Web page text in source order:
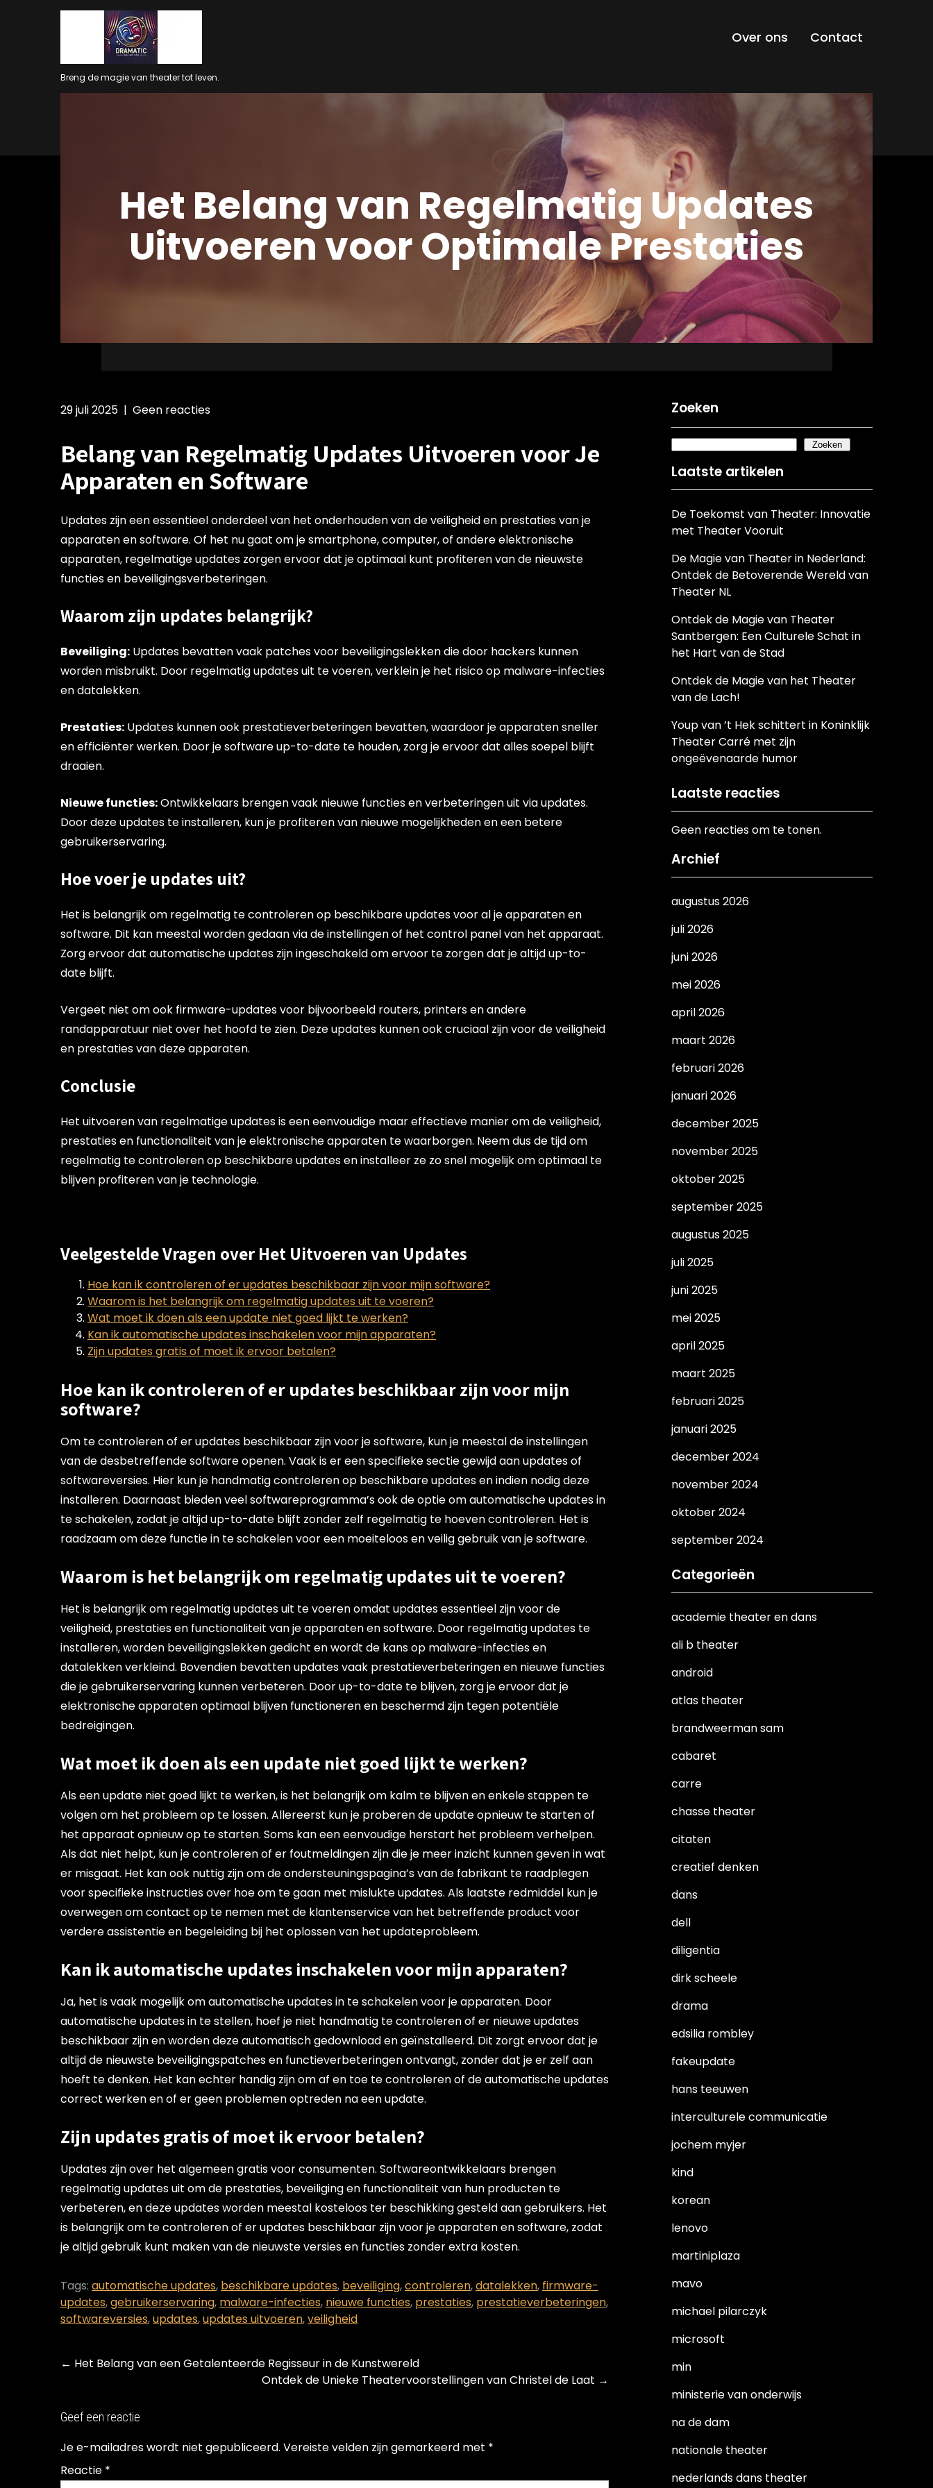
Breng de magie van theater tot leven.
Over ons Contact
Het Belang van Regelmatig Updates
Uitvoeren voor Optimale Prestaties
29 juli 2025 | Geen reacties
Belang van Regelmatig Updates Uitvoeren voor Je
Apparaten en Software
Updates zijn een essentieel onderdeel van het onderhouden van de veiligheid en prestaties van je
apparaten en software. Of het nu gaat om je smartphone, computer, of andere elektronische
apparaten, regelmatige updates zorgen ervoor dat je optimaal kunt profiteren van de nieuwste
functies en beveiligingsverbeteringen.
Waarom zijn updates belangrijk?
Beveiliging: Updates bevatten vaak patches voor beveiligingslekken die door hackers kunnen
worden misbruikt. Door regelmatig updates uit te voeren, verklein je het risico op malware-infecties
en datalekken.
Prestaties: Updates kunnen ook prestatieverbeteringen bevatten, waardoor je apparaten sneller
en efficiënter werken. Door je software up-to-date te houden, zorg je ervoor dat alles soepel blijft
draaien.
Nieuwe functies:Ontwikkelaars brengen vaak nieuwe functies en verbeteringen uit via updates.
Door deze updates te installeren, kun je profiteren van nieuwe mogelijkheden en een betere
gebruikerservaring.
Hoe voer je updates uit?
Het is belangrijk om regelmatig te controleren op beschikbare updates voor al je apparaten en
software. Dit kan meestal worden gedaan via de instellingen of het control panel van het apparaat.
Zorg ervoor dat automatische updates zijn ingeschakeld om ervoor te zorgen dat je altijd up-to-
date blijft.
Vergeet niet om ook firmware-updates voor bijvoorbeeld routers, printers en andere
randapparatuur niet over het hoofd te zien. Deze updates kunnen ook cruciaal zijn voor de veiligheid
en prestaties van deze apparaten.
Conclusie
Het uitvoeren van regelmatige updates is een eenvoudige maar effectieve manier om de veiligheid,
prestaties en functionaliteit van je elektronische apparaten te waarborgen. Neem dus de tijd om
regelmatig te controleren op beschikbare updates en installeer ze zo snel mogelijk om optimaal te
blijven profiteren van je technologie.
Veelgestelde Vragen over Het Uitvoeren van Updates
Hoe kan ik controleren of er updates beschikbaar zijn voor mijn software?
Waarom is het belangrijk om regelmatig updates uit te voeren?
Wat moet ik doen als een update niet goed lijkt te werken?
Kan ik automatische updates inschakelen voor mijn apparaten?
Zijn updates gratis of moet ik ervoor betalen?
Hoe kan ik controleren of er updates beschikbaar zijn voor mijn
software?
Om te controleren of er updates beschikbaar zijn voor je software, kun je meestal de instellingen
van de desbetreffende software openen. Vaak is er een specifieke sectie gewijd aan updates of
softwareversies. Hier kun je handmatig controleren op beschikbare updates en indien nodig deze
installeren. Daarnaast bieden veel softwareprogramma’s ook de optie om automatische updates in
te schakelen, zodat je altijd up-to-date blijft zonder zelf regelmatig te hoeven controleren. Het is
raadzaam om deze functie in te schakelen voor een moeiteloos en veilig gebruik van je software.
Waarom is het belangrijk om regelmatig updates uit te voeren?
Het is belangrijk om regelmatig updates uit te voeren omdat updates essentieel zijn voor de
veiligheid, prestaties en functionaliteit van je apparaten en software. Door regelmatig updates te
installeren, worden beveiligingslekken gedicht en wordt de kans op malware-infecties en
datalekken verkleind. Bovendien bevatten updates vaak prestatieverbeteringen en nieuwe functies
die je gebruikerservaring kunnen verbeteren. Door up-to-date te blijven, zorg je ervoor dat je
elektronische apparaten optimaal blijven functioneren en beschermd zijn tegen potentiële
bedreigingen.
Wat moet ik doen als een update niet goed lijkt te werken?
Als een update niet goed lijkt te werken, is het belangrijk om kalm te blijven en enkele stappen te
volgen om het probleem op te lossen. Allereerst kun je proberen de update opnieuw te starten of
het apparaat opnieuw op te starten. Soms kan een eenvoudige herstart het probleem verhelpen.
Als dat niet helpt, kun je controleren of er foutmeldingen zijn die je meer inzicht kunnen geven in wat
er misgaat. Het kan ook nuttig zijn om de ondersteuningspagina’s van de fabrikant te raadplegen
voor specifieke instructies over hoe om te gaan met mislukte updates. Als laatste redmiddel kun je
overwegen om contact op te nemen met de klantenservice van het betreffende product voor
verdere assistentie en begeleiding bij het oplossen van het updateprobleem.
Kan ik automatische updates inschakelen voor mijn apparaten?
Ja, het is vaak mogelijk om automatische updates in te schakelen voor je apparaten. Door
automatische updates in te stellen, hoef je niet handmatig te controleren of er nieuwe updates
beschikbaar zijn en worden deze automatisch gedownload en geïnstalleerd. Dit zorgt ervoor dat je
altijd de nieuwste beveiligingspatches en functieverbeteringen ontvangt, zonder dat je er zelf aan
hoeft te denken. Het kan echter handig zijn om af en toe te controleren of de automatische updates
correct werken en of er geen problemen optreden na een update.
Zijn updates gratis of moet ik ervoor betalen?
Updates zijn over het algemeen gratis voor consumenten. Softwareontwikkelaars brengen
regelmatig updates uit om de prestaties, beveiliging en functionaliteit van hun producten te
verbeteren, en deze updates worden meestal kosteloos ter beschikking gesteld aan gebruikers. Het
is belangrijk om te controleren of er updates beschikbaar zijn voor je apparaten en software, zodat
je altijd gebruik kunt maken van de nieuwste versies en functies zonder extra kosten.
Tags: automatische updates, beschikbare updates, beveiliging,controleren,datalekken, firmware-
updates,gebruikerservaring, malware-infecties, nieuwe functies, prestaties, prestatieverbeteringen,
softwareversies,updates,updates uitvoeren,veiligheid
Post
← Het Belang van een Getalenteerde Regisseur in de Kunstwereld
Ontdek de Unieke Theatervoorstellingen van Christel de Laat →
Geef een reactie
Je e-mailadres wordt niet gepubliceerd. Vereiste velden zijn gemarkeerd met *
Reactie *
Zoeken
Zoeken
Laatste artikelen
De Toekomst van Theater: Innovatie
met Theater Vooruit
De Magie van Theater in Nederland:
Ontdek de Betoverende Wereld van
Theater NL
Ontdek de Magie van Theater
Santbergen: Een Culturele Schat in
het Hart van de Stad
Ontdek de Magie van het Theater
van de Lach!
Youp van ’t Hek schittert in Koninklijk
Theater Carré met zijn
ongeëvenaarde humor
Laatste reacties
Geen reacties om te tonen.
Archief
augustus 2026
juli 2026
juni 2026
mei 2026
april 2026
maart 2026
februari 2026
januari 2026
december 2025
november 2025
oktober 2025
september 2025
augustus 2025
juli 2025
juni 2025
mei 2025
april 2025
maart 2025
februari 2025
januari 2025
december 2024
november 2024
oktober 2024
september 2024
Categorieën
academie theater en dans
ali b theater
android
atlas theater
brandweerman sam
cabaret
carre
chasse theater
citaten
creatief denken
dans
dell
diligentia
dirk scheele
drama
edsilia rombley
fakeupdate
hans teeuwen
interculturele communicatie
jochem myjer
kind
korean
lenovo
martiniplaza
mavo
michael pilarczyk
microsoft
min
ministerie van onderwijs
na de dam
nationale theater
nederlands dans theater